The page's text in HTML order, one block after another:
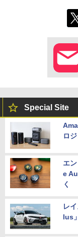
Special Site
ロ
エ
e
く
レ
lus